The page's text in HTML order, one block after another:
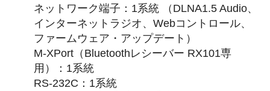
ネットワーク端子：1系統 （DLNA1.5 Audio、
インターネットラジオ、Webコントロール、
ファームウェア・アップデート）
M-XPort（Bluetoothレシーバー RX101専
用）：1系統
RS-232C：1系統